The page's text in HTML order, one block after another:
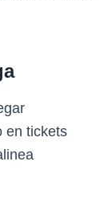
en tickets